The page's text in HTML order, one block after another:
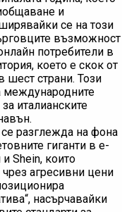
и
се на този
възможност
потребители в
което е скок от
страни. Този
международните
италианските
разглежда на фона
гиганти в e-
Shein, които
агресивни цени
насърчавайки